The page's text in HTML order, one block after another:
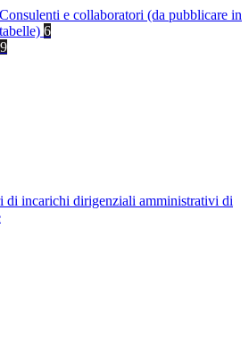
Consulenti e collaboratori (da pubblicare in
tabelle) 6
di incarichi dirigenziali amministrativi di